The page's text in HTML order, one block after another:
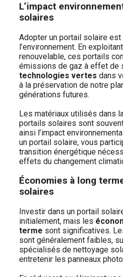
L’impact
solaires
Adopter un portail solaire est
l’environnement. En
renouvelable, ces portails
émissions de gaz à effet de
technologies vertes dans
à la préservation de notre
générations futures.
Les matériaux utilisés dans
portails solaires sont
ainsi l’impact
un portail solaire, vous
transition énergétique
effets du changement
Économies à long
solaires
Investir dans un portail
initialement, mais les
terme sont significatives.
sont généralement faibles,
spécialisés de nettoyage
entretenir les panneaux